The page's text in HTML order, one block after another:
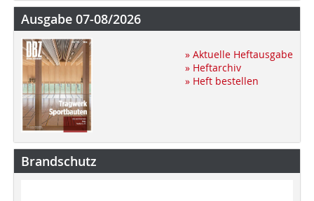
Ausgabe 07-08/2026
» Aktuelle Heftausgabe
» Heftarchiv
» Heft bestellen
Brandschutz